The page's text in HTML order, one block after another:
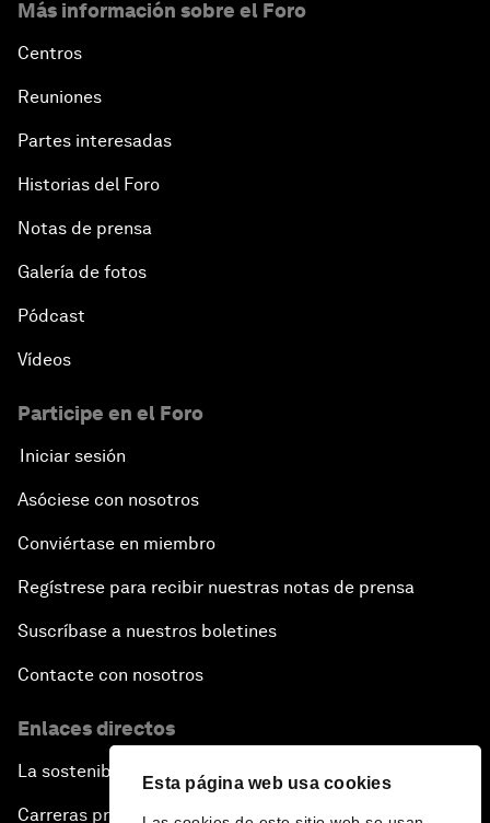
Esta página web usa cookies
Más información sobre el Foro
Centros
Reuniones
Partes interesadas
Historias del Foro
Notas de prensa
Galería de fotos
Pódcast
Vídeos
Participe en el Foro
Iniciar sesión
Asóciese con nosotros
Conviértase en miembro
Regístrese para recibir nuestras notas de prensa
Suscríbase a nuestros boletines
Contacte con nosotros
Enlaces directos
La sostenibilidad en el Foro
Carreras profesionales